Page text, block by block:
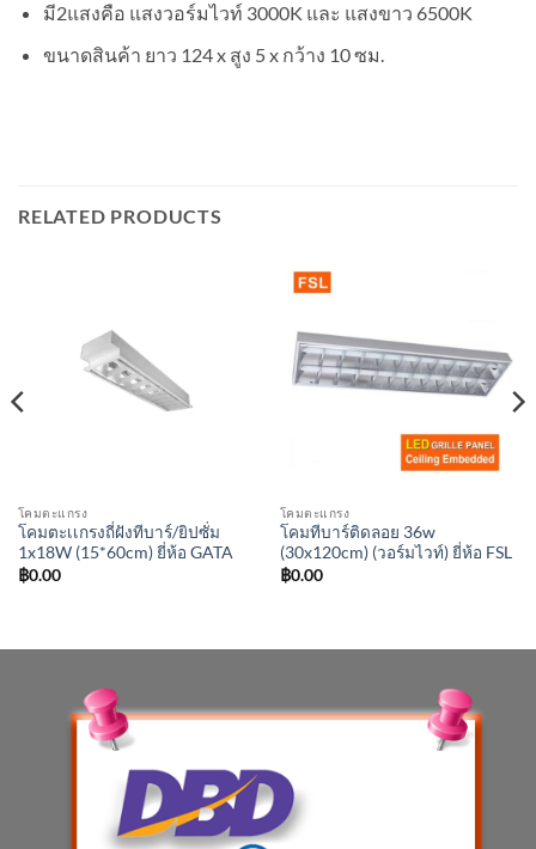
มี2แสงคือ แสงวอร์มไวท์ 3000K และ แสงขาว 6500K
ขนาดสินค้า ยาว 124 x สูง 5 x กว้าง 10 ซม.
RELATED PRODUCTS
โคมตะแกรง
โคมตะเเกรงถี่ฝังทีบาร์/ยิปซั่ม
1x18W (15*60cm) ยี่ห้อ GATA
฿0.00
โคมตะแกรง
โคมทีบาร์ติดลอย 36w
(30x120cm) (วอร์มไวท์) ยี่ห้อ FSL
฿0.00